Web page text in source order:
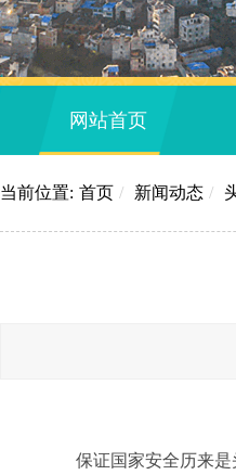
网站首页
当前位置: 首页 / 新闻动态 /
保证国家安全历来